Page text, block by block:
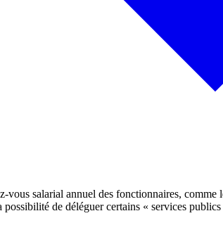
vous salarial annuel des fonctionnaires, comme
de déléguer certains « services